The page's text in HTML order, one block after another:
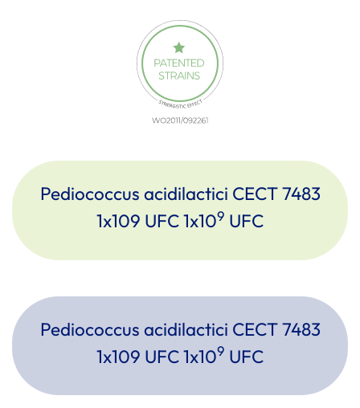
Pediococcus acidilactici CECT 7483
1x109 UFC 1x109 UFC
Pediococcus acidilactici CECT 7483
1x109 UFC 1x109 UFC